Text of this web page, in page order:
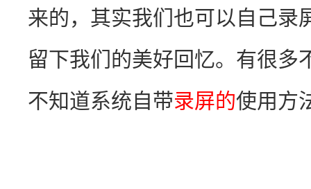
来的，其实我们也可以自己录
留下我们的美好回忆。有很多
不知道系统自带录屏的使用方